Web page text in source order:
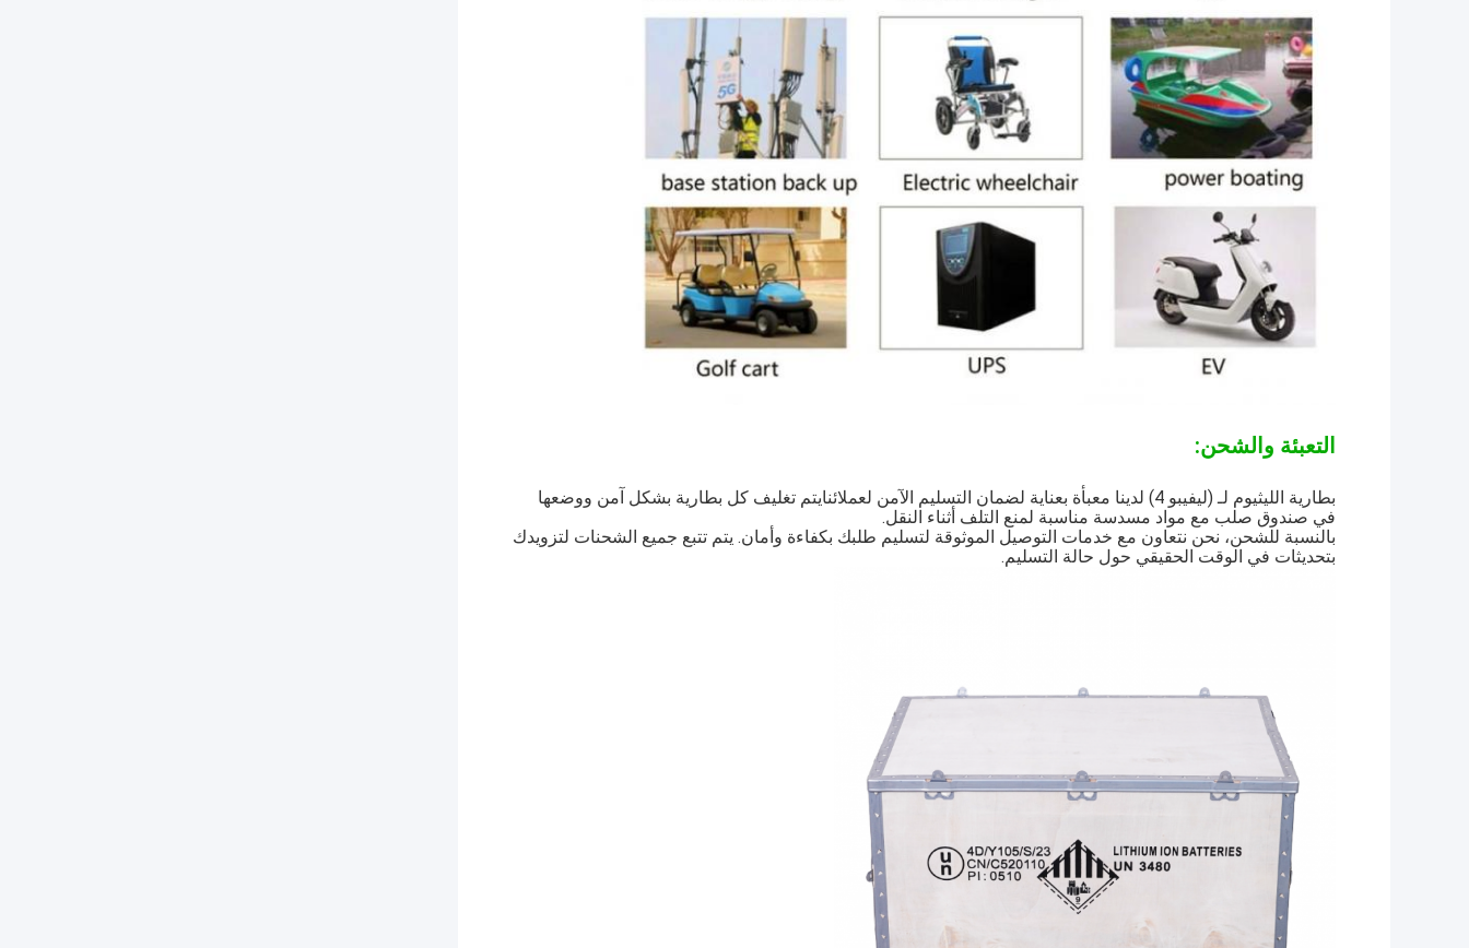
التعبئة والشحن:
بطارية الليثيوم لـ (ليفيبو 4) لدينا معبأة بعناية لضمان التسليم الآمن لعملائنايتم تغليف كل بطارية بشكل آمن ووضعها
في صندوق صلب مع مواد مسدسة مناسبة لمنع التلف أثناء النقل.
بالنسبة للشحن، نحن نتعاون مع خدمات التوصيل الموثوقة لتسليم طلبك بكفاءة وأمان. يتم تتبع جميع الشحنات لتزويدك
بتحديثات في الوقت الحقيقي حول حالة التسليم.